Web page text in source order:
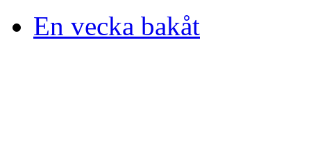
En vecka bakåt